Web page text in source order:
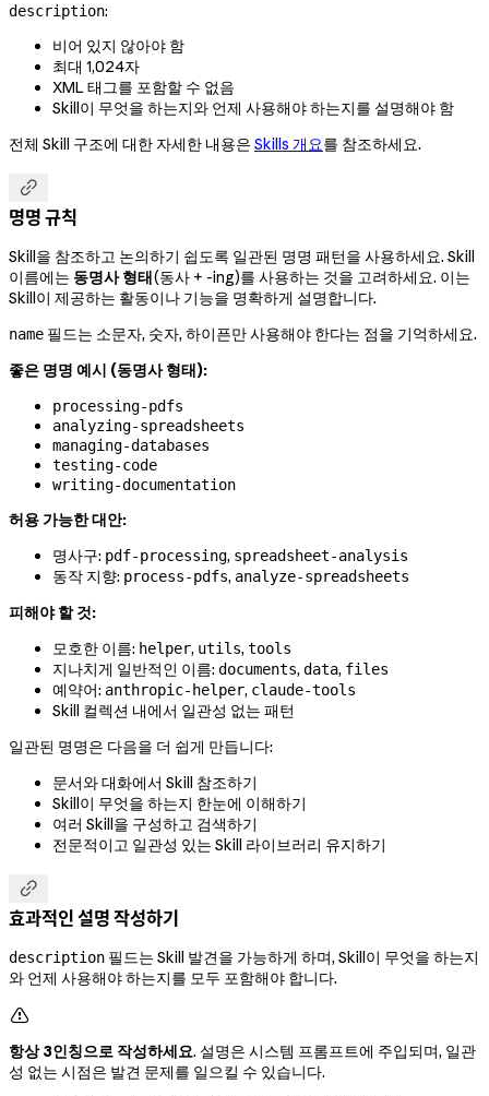
description:
비어 있지 않아야 함
최대 1,024자
XML 태그를 포함할 수 없음
Skill이 무엇을 하는지와 언제 사용해야 하는지를 설명해야 함
전체 Skill 구조에 대한 자세한 내용은 Skills 개요를 참조하세요.

명명 규칙
Skill을 참조하고 논의하기 쉽도록 일관된 명명 패턴을 사용하세요. Skill
이름에는 동명사 형태(동사 + -ing)를 사용하는 것을 고려하세요. 이는
Skill이 제공하는 활동이나 기능을 명확하게 설명합니다.
name 필드는 소문자, 숫자, 하이픈만 사용해야 한다는 점을 기억하세요.
좋은 명명 예시 (동명사 형태):
processing-pdfs
analyzing-spreadsheets
managing-databases
testing-code
writing-documentation
허용 가능한 대안:
명사구: pdf-processing, spreadsheet-analysis
동작 지향: process-pdfs, analyze-spreadsheets
피해야 할 것:
모호한 이름: helper, utils, tools
지나치게 일반적인 이름: documents, data, files
예약어: anthropic-helper, claude-tools
Skill 컬렉션 내에서 일관성 없는 패턴
일관된 명명은 다음을 더 쉽게 만듭니다:
문서와 대화에서 Skill 참조하기
Skill이 무엇을 하는지 한눈에 이해하기
여러 Skill을 구성하고 검색하기
전문적이고 일관성 있는 Skill 라이브러리 유지하기

효과적인 설명 작성하기
description 필드는 Skill 발견을 가능하게 하며, Skill이 무엇을 하는지
와 언제 사용해야 하는지를 모두 포함해야 합니다.

항상 3인칭으로 작성하세요. 설명은 시스템 프롬프트에 주입되며, 일관
성 없는 시점은 발견 문제를 일으킬 수 있습니다.